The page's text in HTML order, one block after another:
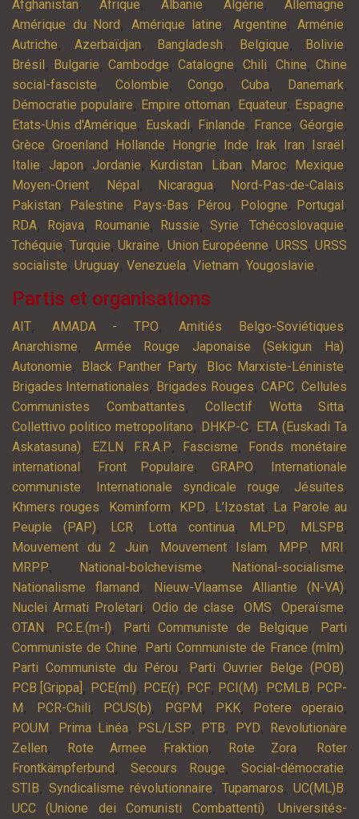
Afghanistan, Afrique, Albanie, Algérie, Allemagne,
Amérique du Nord , Amérique latine, Argentine, Arménie,
Autriche, Azerbaïdjan, Bangladesh, Belgique, Bolivie,
Brésil , Bulgarie, Cambodge, Catalogne, Chili, Chine, Chine
social-fasciste, Colombie, Congo,Cuba, Danemark,
Démocratie populaire, Empire ottoman, Equateur, Espagne,
Etats-Unis d'Amérique, Euskadi, Finlande, France,Géorgie,
Grèce, Groenland , Hollande, Hongrie, Inde, Irak, Iran, Israël ,
Italie, Japon, Jordanie, Kurdistan, Liban, Maroc, Mexique,
Moyen-Orient, Népal , Nicaragua, Nord-Pas-de-Calais,
Pakistan, Palestine, Pays-Bas, Pérou, Pologne, Portugal ,
RDA, Rojava, Roumanie, Russie, Syrie, Tchécoslovaquie,
Tchéquie,Turquie,Ukraine, Union Européenne, URSS,URSS
socialiste, Uruguay, Venezuela, Vietnam, Yougoslavie,
Partis et organisations
AIT, AMADA - TPO,Amitiés Belgo-Soviétiques,
Anarchisme, Armée Rouge Japonaise (Sekigun Ha),
Autonomie, Black Panther Party, Bloc Marxiste-Léniniste,
Brigades Internationales, Brigades Rouges, CAPC,Cellules
Communistes Combattantes, Collectif Wotta Sitta,
Collettivo politico metropolitano, DHKP-C, ETA (Euskadi Ta
Askatasuna), EZLN , F.R.A.P, Fascisme,
Fonds monétaire
international , Front Populaire, GRAPO,
Internationale
communiste, Internationale syndicale rouge, Jésuites,
Khmers rouges, Kominform, KPD, L’Izostat, La Parole au
Peuple (PAP), LCR, Lotta continua, MLPD, MLSPB,
Mouvement du 2 Juin, Mouvement Islam, MPP, MRI ,
MRPP, National-bolchevisme, National-socialisme,
Nationalisme flamand , Nieuw-Vlaamse Alliantie (N-VA),
Nuclei Armati Proletari, Odio de clase,OMS,Operaïsme,
OTAN , P.C.E.(m-l), Parti Communiste de Belgique,
Parti
Communiste de Chine, Parti Communiste de France (mlm),
Parti Communiste du Pérou, Parti Ouvrier Belge (POB),
PCB [Grippa] , PCE(ml), PCE(r), PCF, PCI(M), PCMLB, PCP-
M , PCR-Chili, PCUS(b), PGPM , PKK, Potere operaio,
POUM , Prima Linéa, PSL/LSP, PTB, PYD,
Revolutionäre
Zellen, Rote Armee Fraktion, Rote Zora,
Roter
Frontkämpferbund , Secours Rouge, Social-démocratie,
STIB, Syndicalisme révolutionnaire, Tupamaros, UC(ML)B,
UCC (Unione dei Comunisti Combattenti),Universités-